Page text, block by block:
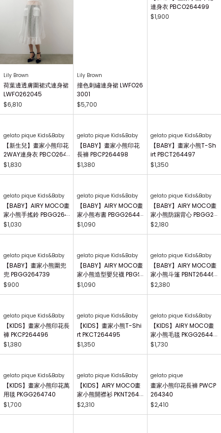
Lily Brown
荷葉邊透膚圍裙式連身裙
LWFO262045
$6,810
Lily Brown
撞色刺繡連身裙 LWFO26
3001
$5,700
gelato pique Kids&Baby
【新生兒】畫家小熊印花
738
$1,830
gelato pique Kids&Baby
【BABY】畫家小熊印花
$1,380
gelato pique Kids&Baby
【BABY】畫家小熊T-Sh
$1,350
gelato pique Kids&Baby
【BABY】AIRY MOCO畫
414
$1,030
gelato pique Kids&Baby
【BABY】AIRY MOCO畫
$1,090
gelato pique Kids&Baby
【BABY】AIRY MOCO畫
64465
$2,180
gelato pique Kids&Baby
【BABY】畫家小熊圍兜
$900
gelato pique Kids&Baby
【BABY】AIRY MOCO畫
264415
$1,090
gelato pique Kids&Baby
【BABY】AIRY MOCO畫
4
$2,380
gelato pique Kids&Baby
【KIDS】畫家小熊印花長
gelato pique Kids&Baby
【KIDS】畫家小熊T-Shi
gelato pique Kids&Baby
【KIDS】AIRY MOCO畫